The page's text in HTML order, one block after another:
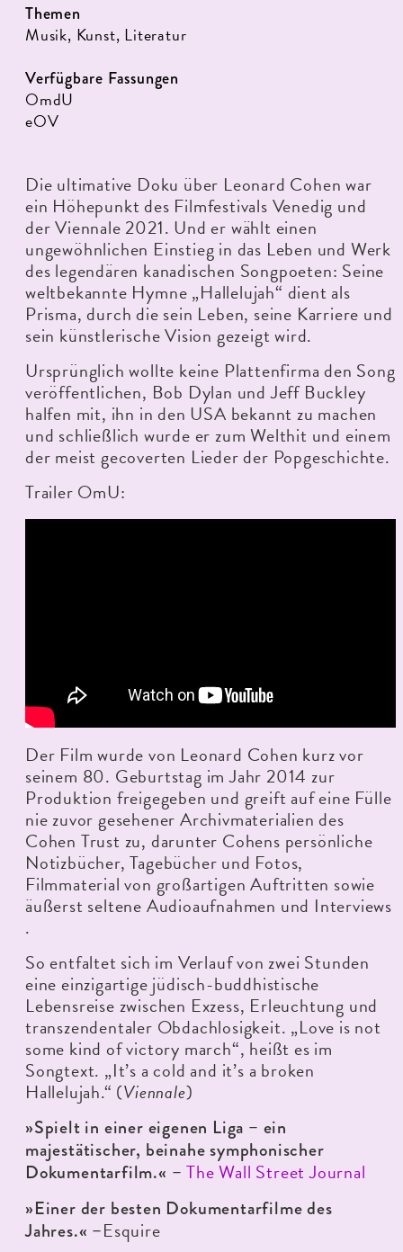
Themen
Musik, Kunst, Literatur
Verfügbare Fassungen
OmdU
eOV
Die ultimative Doku über Leonard Cohen war
ein Höhepunkt des Filmfestivals Venedig und
der Viennale 2021. Und er wählt einen
ungewöhnlichen Einstieg in das Leben und Werk
des legendären kanadischen Songpoeten: Seine
weltbekannte Hymne „Hallelujah“ dient als
Prisma, durch die sein Leben, seine Karriere und
sein künstlerische Vision gezeigt wird.
Ursprünglich wollte keine Plattenfirma den Song
veröffentlichen, Bob Dylan und Jeff Buckley
halfen mit, ihn in den USA bekannt zu machen
und schließlich wurde er zum Welthit und einem
der meist gecoverten Lieder der Popgeschichte.
Trailer OmU:
Der Film wurde von Leonard Cohen kurz vor
seinem 80. Geburtstag im Jahr 2014 zur
Produktion freigegeben und greift auf eine Fülle
nie zuvor gesehener Archivmaterialien des
Cohen Trust zu, darunter Cohens persönliche
Notizbücher, Tagebücher und Fotos,
Filmmaterial von großartigen Auftritten sowie
äußerst seltene Audioaufnahmen und Interviews
.
So entfaltet sich im Verlauf von zwei Stunden
eine einzigartige jüdisch-buddhistische
Lebensreise zwischen Exzess, Erleuchtung und
transzendentaler Obdachlosigkeit. „Love is not
some kind of victory march“, heißt es im
Songtext. „It’s a cold and it’s a broken
Hallelujah.“ (Viennale)
»Spielt in einer eigenen Liga – ein
majestätischer, beinahe symphonischer
Dokumentarfilm.« –The Wall Street Journal
»Einer der besten Dokumentarfilme des
Jahres.« –Esquire